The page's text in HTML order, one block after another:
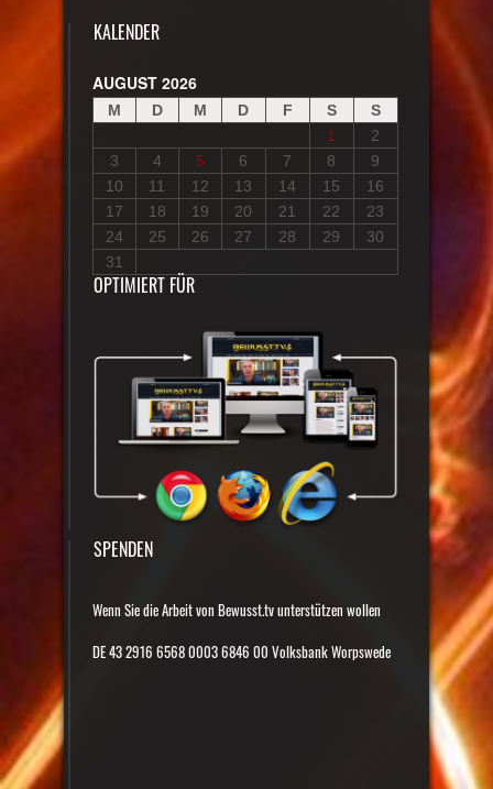
KALENDER
AUGUST 2026
M D M D F S
S
1
2
3
4 5 6 7 8
9
10
11 12 13 14 15
16
17
18 19 20 21 22
23
24
25 26 27 28 29
30
31
OPTIMIERT FÜR
SPENDEN
Wenn Sie die Arbeit von Bewusst.tv unterstützen wollen
DE 43 2916 6568 0003 6846 00 Volksbank Worpswede